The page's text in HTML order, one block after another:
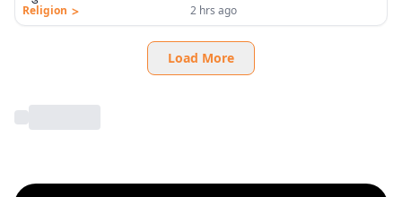
Religion > 2 hrs ago
Load More